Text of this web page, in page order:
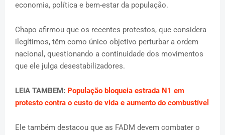
economia, política e bem-estar da população.
Chapo afirmou que os recentes protestos, que considera
ilegítimos, têm como único objetivo perturbar a ordem
nacional, questionando a continuidade dos movimentos
que ele julga desestabilizadores.
LEIA TAMBEM: População bloqueia estrada N1 em
protesto contra o custo de vida e aumento do combustível
Ele também destacou que as FADM devem combater o